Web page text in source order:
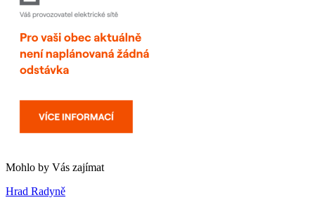
Mohlo by Vás zajímat
Hrad Radyně